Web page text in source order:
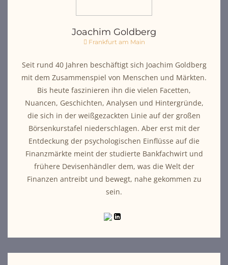
Joachim Goldberg
Frankfurt am Main
Seit rund 40 Jahren beschäftigt sich Joachim Goldberg
mit dem Zusammenspiel von Menschen und Märkten.
Bis heute faszinieren ihn die vielen Facetten,
Nuancen, Geschichten, Analysen und Hintergründe,
die sich in der weißgezackten Linie auf der großen
Börsenkurstafel niederschlagen. Aber erst mit der
Entdeckung der psychologischen Einflüsse auf die
Finanzmärkte meint der studierte Bankfachwirt und
frühere Devisenhändler dem, was die Welt der
Finanzen antreibt und bewegt, nahe gekommen zu
sein.